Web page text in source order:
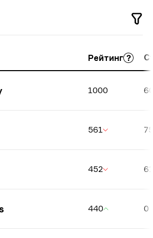
се представя най-добре.
да намерите опонентите
мачове, с бележка
по държава или да
ако търсите конкретен
Рейтинг
1000
561
452
440 0